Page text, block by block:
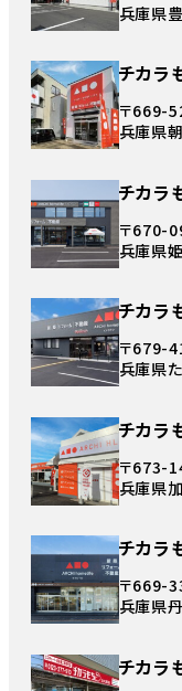
兵庫県
チカラ
〒669-
兵庫県
チカラ
〒670-
兵庫県
チカラ
〒679-
兵庫県
チカラ
〒673-
兵庫県
チカラ
〒669-
兵庫県
チカラ